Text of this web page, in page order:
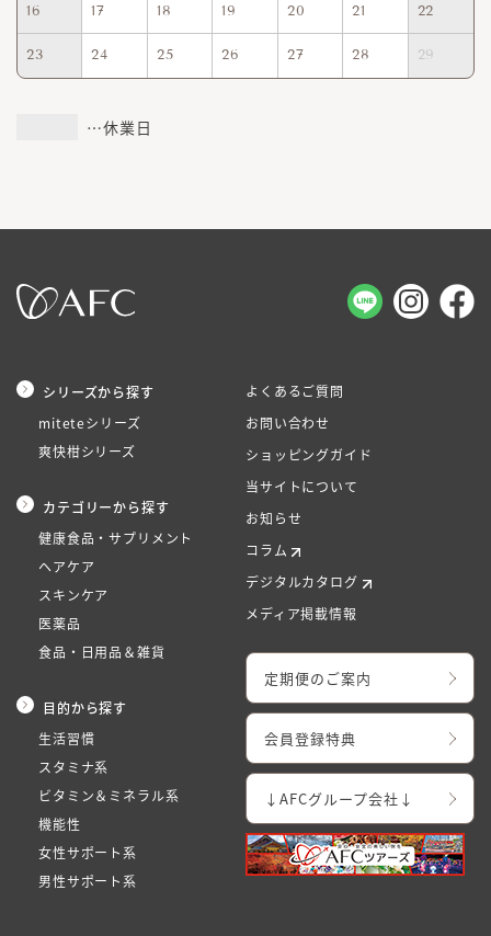
16 17 18 19 20 21 22
23 24 25 26 27 28 29
…休業日
シリーズから探す
miteteシリーズ
爽快柑シリーズ
カテゴリーから探す
健康食品・サプリメント
ヘアケア
スキンケア
医薬品
食品・日用品＆雑貨
目的から探す
生活習慣
スタミナ系
ビタミン＆ミネラル系
機能性
女性サポート系
男性サポート系
よくあるご質問
お問い合わせ
ショッピングガイド
当サイトについて
お知らせ
コラム
デジタルカタログ
メディア掲載情報
定期便のご案内
会員登録特典
↓AFCグループ会社↓